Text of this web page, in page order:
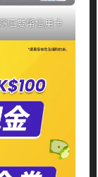
區雙幣信用卡